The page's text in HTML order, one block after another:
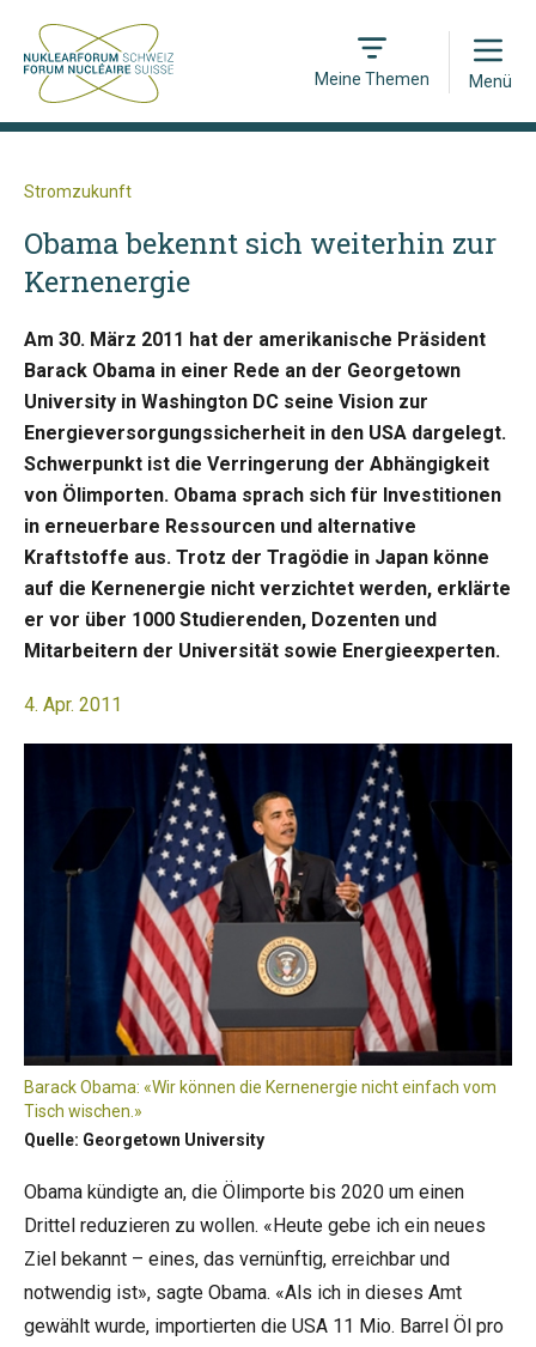
Meine Themen
Open
Menü
Stromzukunft
Obama bekennt sich weiterhin zur
Kernenergie
Am 30. März 2011 hat der amerikanische Präsident
Barack Obama in einer Rede an der Georgetown
University in Washington DC seine Vision zur
Energieversorgungssicherheit in den USA dargelegt.
Schwerpunkt ist die Verringerung der Abhängigkeit
von Ölimporten. Obama sprach sich für Investitionen
in erneuerbare Ressourcen und alternative
Kraftstoffe aus. Trotz der Tragödie in Japan könne
auf die Kernenergie nicht verzichtet werden, erklärte
er vor über 1000 Studierenden, Dozenten und
Mitarbeitern der Universität sowie Energieexperten.
4. Apr. 2011
Barack Obama: «Wir können die Kernenergie nicht einfach vom
Tisch wischen.»
Quelle: Georgetown University
Obama kündigte an, die Ölimporte bis 2020 um einen
Drittel reduzieren zu wollen. «Heute gebe ich ein neues
Ziel bekannt – eines, das vernünftig, erreichbar und
notwendig ist», sagte Obama. «Als ich in dieses Amt
gewählt wurde, importierten die USA 11 Mio. Barrel Öl pro